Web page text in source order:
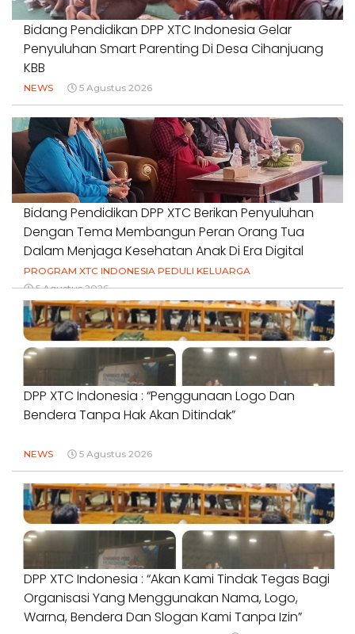
Bidang Pendidikan DPP XTC Indonesia Gelar
Penyuluhan Smart Parenting Di Desa Cihanjuang
KBB
NEWS 5 Agustus 2026
Bidang Pendidikan DPP XTC Berikan Penyuluhan
Dengan Tema Membangun Peran Orang Tua
Dalam Menjaga Kesehatan Anak Di Era Digital
PROGRAM XTC INDONESIA PEDULI KELUARGA
5 Agustus 2026
DPP XTC Indonesia : “Penggunaan Logo Dan
Bendera Tanpa Hak Akan Ditindak”
NEWS 5 Agustus 2026
DPP XTC Indonesia : “Akan Kami Tindak Tegas Bagi
Organisasi Yang Menggunakan Nama, Logo,
Warna, Bendera Dan Slogan Kami Tanpa Izin”